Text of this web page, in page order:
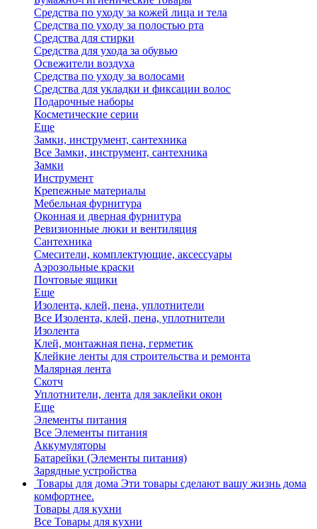
Средства по уходу за кожей лица и тела
Средства по уходу за полостью рта
Средства для стирки
Средства для ухода за обувью
Освежители воздуха
Средства по уходу за волосами
Средства для укладки и фиксации волос
Подарочные наборы
Косметические серии
Еще
Замки, инструмент, сантехника
Все Замки, инструмент, сантехника
Замки
Инструмент
Крепежные материалы
Мебельная фурнитура
Оконная и дверная фурнитура
Ревизионные люки и вентиляция
Сантехника
Смесители, комплектующие, аксессуары
Аэрозольные краски
Почтовые ящики
Еще
Изолента, клей, пена, уплотнители
Все Изолента, клей, пена, уплотнители
Изолента
Клей, монтажная пена, герметик
Клейкие ленты для строительства и ремонта
Малярная лента
Скотч
Уплотнители, лента для заклейки окон
Еще
Элементы питания
Все Элементы питания
Аккумуляторы
Батарейки (Элементы питания)
Зарядные устройства
Товары для дома Эти товары сделают вашу жизнь дома
комфортнее.
Товары для кухни
Все Товары для кухни